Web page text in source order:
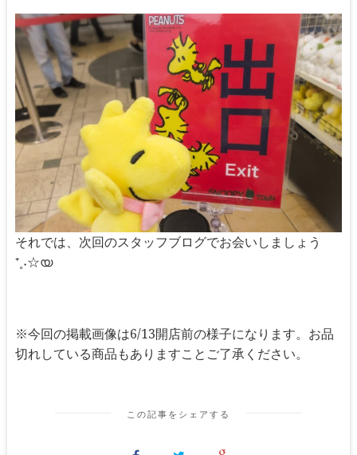
それでは、次回のスタッフブログでお会いしましょう
⁺˳˖☆യ
※今回の掲載画像は6/13開店前の様子になります。お品
切れしている商品もありますことご了承ください。
この記事をシェアする